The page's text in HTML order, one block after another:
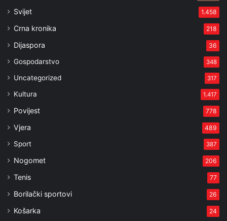
Svijet 1.458
Crna kronika 218
Dijaspora 36
Gospodarstvo 348
Uncategorized 317
Kultura 1.417
Povijest 778
Vjera 489
Sport 387
Nogomet 206
Tenis 77
Borilački sportovi 26
Košarka 24